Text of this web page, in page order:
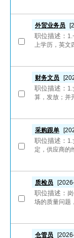
外贸业务员
职位描述：
上学历，英文
财务文员
职位描述：
算，发放；并
采购跟单
职位描述：
定，供应商的
质检员
职位描述：
场的质量问题
仓管员